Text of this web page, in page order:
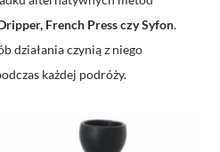
, French Press czy Syfon.
działania czynią z niego
każdej podróży.